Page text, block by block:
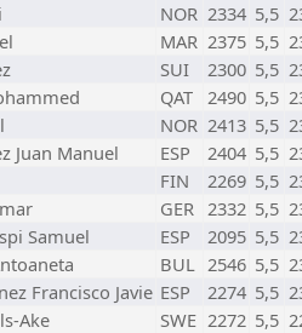
NOR 2334 5,5
MAR 2375 5,5
SUI 2300 5,5
QAT 2490 5,5
NOR 2413 5,5
Juan Manuel ESP 2404 5,5
FIN 2269 5,5
GER 2332 5,5
Samuel ESP 2095 5,5
BUL 2546 5,5
Francisco Javie ESP 2274 5,5
Ake SWE 2272 5,5